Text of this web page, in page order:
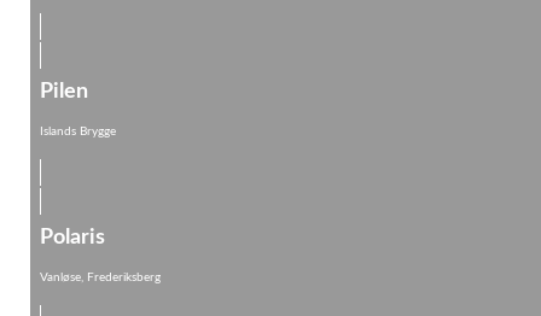
Pilen
Islands Brygge
Polaris
Vanløse, Frederiksberg